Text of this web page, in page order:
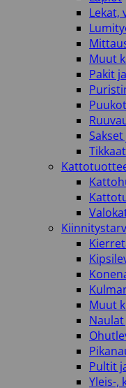
Lekat,
Muut
Pakit
Muut
Pultit
Yleis-,